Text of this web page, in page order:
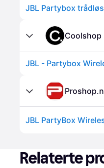
JBL Partybox
Coolshop
JBL - Partybox
JBL PartyBox
Relaterte